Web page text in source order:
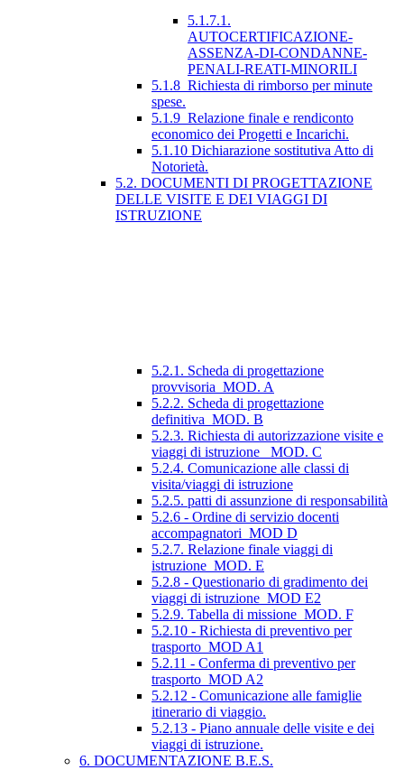
5.1.7.1.
AUTOCERTIFICAZIONE-
ASSENZA-DI-CONDANNE-
PENALI-REATI-MINORILI
5.1.8_Richiesta di rimborso per minute
spese.
5.1.9_Relazione finale e rendiconto
economico dei Progetti e Incarichi.
5.1.10 Dichiarazione sostitutiva Atto di
Notorietà.
5.2. DOCUMENTI DI PROGETTAZIONE
DELLE VISITE E DEI VIAGGI DI
ISTRUZIONE
5.2.1. Scheda di progettazione
provvisoria_MOD. A
5.2.2. Scheda di progettazione
definitiva_MOD. B
5.2.3. Richiesta di autorizzazione visite e
viaggi di istruzione_ MOD. C
5.2.4. Comunicazione alle classi di
visita/viaggi di istruzione
5.2.5. patti di assunzione di responsabilità
5.2.6 - Ordine di servizio docenti
accompagnatori_MOD D
5.2.7. Relazione finale viaggi di
istruzione_MOD. E
5.2.8 - Questionario di gradimento dei
viaggi di istruzione_MOD E2
5.2.9. Tabella di missione_MOD. F
5.2.10 - Richiesta di preventivo per
trasporto_MOD A1
5.2.11 - Conferma di preventivo per
trasporto_MOD A2
5.2.12 - Comunicazione alle famiglie
itinerario di viaggio.
5.2.13 - Piano annuale delle visite e dei
viaggi di istruzione.
6. DOCUMENTAZIONE B.E.S.